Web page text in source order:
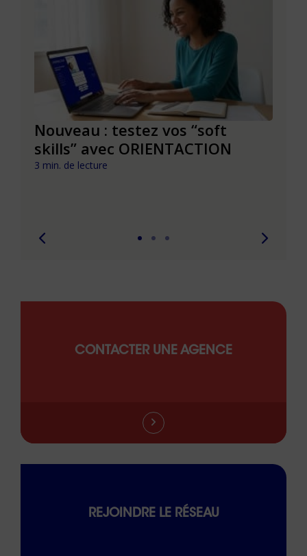
Nouveau : testez vos “soft
skills” avec ORIENTACTION
3 min. de lecture
CONTACTER UNE AGENCE
REJOINDRE LE RÉSEAU